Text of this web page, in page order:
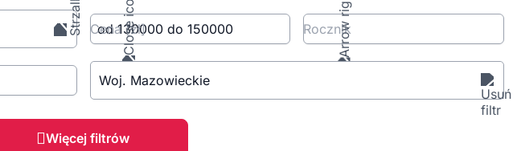
Cena[zł] Rocznik
Woj. Mazowieckie
Więcej filtrów